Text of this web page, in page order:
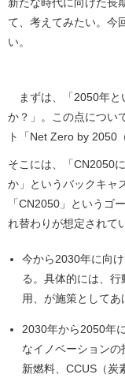
て、考えてみたい。今
い。
まずは、「2050年と
か？」。この点につい
ト「Net Zero by 2050
そこには、「CN2050
か」というバックキャ
「CN2050」というゴ
れ替わりが想定されて
今から2030年に向
る。具体的には、
用、が施策としてあ
2030年から2050年
なイノベーション
新燃料、CCUS（炭